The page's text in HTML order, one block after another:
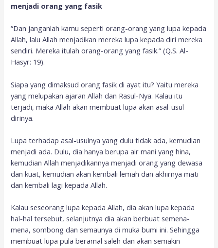
menjadi orang yang fasik
“Dan janganlah kamu seperti orang-orang yang lupa kepada
Allah, lalu Allah menjadikan mereka lupa kepada diri mereka
sendiri. Mereka itulah orang-orang yang fasik.” (Q.S. Al-
Hasyr: 19).
Siapa yang dimaksud orang fasik di ayat itu? Yaitu mereka
yang melupakan ajaran Allah dan Rasul-Nya. Kalau itu
terjadi, maka Allah akan membuat lupa akan asal-usul
dirinya.
Lupa terhadap asal-usulnya yang dulu tidak ada, kemudian
menjadi ada. Dulu, dia hanya berupa air mani yang hina,
kemudian Allah menjadikannya menjadi orang yang dewasa
dan kuat, kemudian akan kembali lemah dan akhirnya mati
dan kembali lagi kepada Allah.
Kalau seseorang lupa kepada Allah, dia akan lupa kepada
hal-hal tersebut, selanjutnya dia akan berbuat semena-
mena, sombong dan semaunya di muka bumi ini. Sehingga
membuat lupa pula beramal saleh dan akan semakin